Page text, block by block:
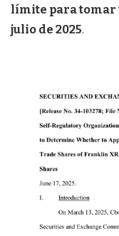
límite para tomar
julio de 2025.